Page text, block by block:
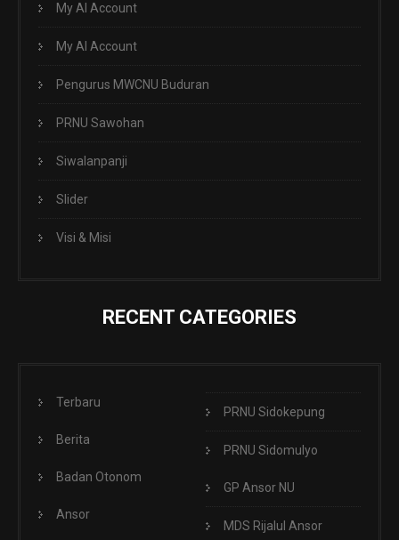
My AI Account
My AI Account
Pengurus MWCNU Buduran
PRNU Sawohan
Siwalanpanji
Slider
Visi & Misi
RECENT CATEGORIES
Terbaru
Berita
Badan Otonom
Ansor
PRNU Sidokepung
PRNU Sidomulyo
GP Ansor NU
MDS Rijalul Ansor